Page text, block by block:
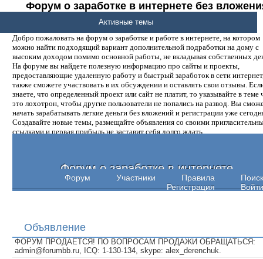
Форум о заработке в интернете без
денег.
Добро пожаловать на форум о заработке и работе в интернете, на котором
можно найти подходящий вариант дополнительной подработки на дому с
высоким доходом помимо основной работы, не вкладывая собственных
На форуме вы найдете полезную информацию про сайты и проекты,
предоставляющие удаленную работу и быстрый заработок в сети
также сможете участвовать в их обсуждении и оставлять свои отзывы.
знаете, что определенный проект или сайт не платит, то указывайте в теме
это лохотрон, чтобы другие пользователи не попались на развод. Вы
начать зарабатывать легкие деньги без вложений и регистрации уже
Создавайте новые темы, размещайте объявления со своими
ссылками и первая прибыль не заставит себя долго ждать.
Форум о заработке в интернете
Форум Участники Правила
Поиск
Регистрация
Войти
Активные темы
Объявление
ФОРУМ ПРОДАЕТСЯ! ПО ВОПРОСАМ ПРОДАЖИ ОБРАЩАТЬСЯ:
admin@forumbb.ru, ICQ: 1-130-134, skype: alex_derenchuk.